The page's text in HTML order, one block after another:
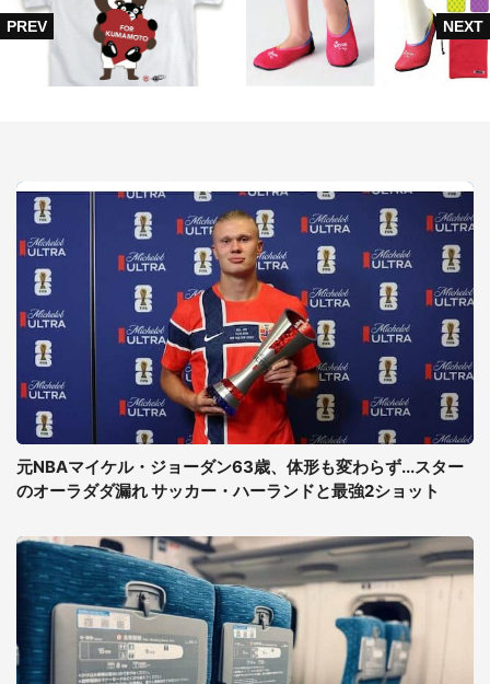
元NBAマイケル・ジョーダン63歳、体形も変わらず...スター
のオーラダダ漏れ サッカー・ハーランドと最強2ショット